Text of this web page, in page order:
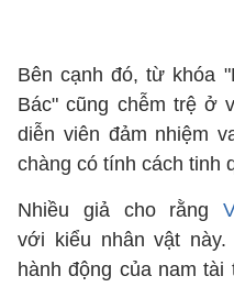
Bên cạnh đó, từ khóa
Bác" cũng chễm trệ ở
diễn viên đảm nhiệm
chàng có tính cách tinh
Nhiều giả cho rằng
với kiểu nhân vật
hành động của nam